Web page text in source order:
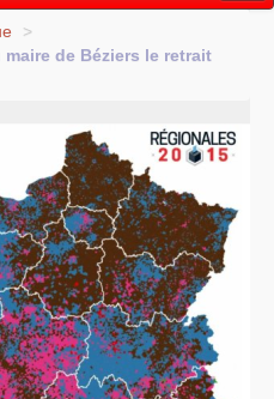
>
de Béziers le retrait